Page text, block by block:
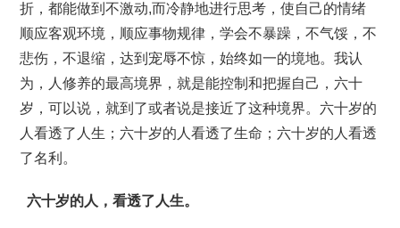
折，都能做到不激动,而冷静地进行思考，使自己的情绪
顺应客观环境，顺应事物规律，学会不暴躁，不气馁，不
悲伤，不退缩，达到宠辱不惊，始终如一的境地。我认
为，人修养的最高境界，就是能控制和把握自己，六十
岁，可以说，就到了或者说是接近了这种境界。六十岁的
人看透了人生；六十岁的人看透了生命；六十岁的人看透
了名利。
六十岁的人，看透了人生。